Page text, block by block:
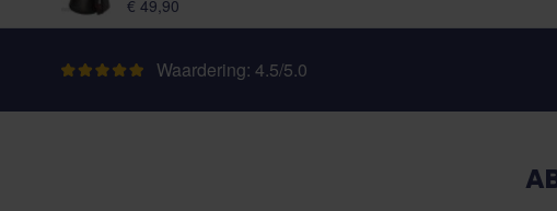
€ 49,90
Waardering: 4.5/5.0